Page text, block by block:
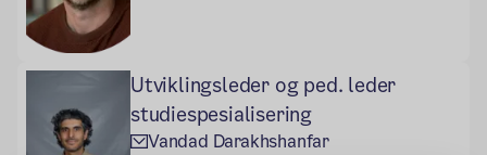
Utviklingsleder og ped. leder
studiespesialisering
Vandad Darakhshanfar